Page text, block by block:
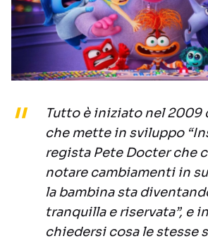
Tutto è iniziato nel 2009
che mette in sviluppo
regista Pete Docter che
notare cambiamenti in
la bambina sta
tranquilla e riservata”, e
chiedersi cosa le stesse